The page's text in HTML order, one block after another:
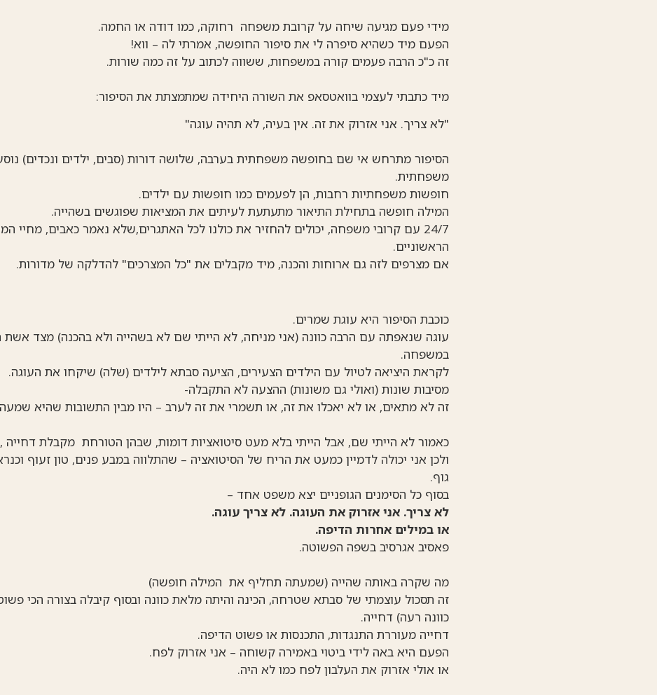
מידי פעם מגיעה שיחה על קרובת משפחה רחוקה, כמו דודה או החמה.
הפעם מיד כשהיא סיפרה לי את סיפור החופשה, אמרתי לה – ווא!
זה כ"כ הרבה פעמים קורה במשפחות, ששווה לכתוב על זה כמה שורות.
מיד כתבתי לעצמי בוואטסאפ את השורה היחידה שמתמצתת את הסיפור:
"לא צריך. אני אזרוק את זה. אין בעיה, לא תהיה עוגה"
הסיפור מתרחש אי שם בחופשה משפחתית בערבה, שלושה דורות (סבים, ילדים ונכדים)
משפחתית.
חופשות משפחתיות רחבות, הן לפעמים כמו חופשות עם ילדים.
המילה חופשה בתחילת התיאור מתעתעת לעיתים את המציאות שפוגשים בשהייה.
24/7 עם קרובי משפחה, יכולים להחזיר את כולנו לכל האתגרים,שלא נאמר כאבים, מחיי
הראשוניים.
אם מצרפים לזה גם ארוחות והכנה, מיד מקבלים את "כל המצרכים" להדלקה של מדורות.
כוכבת הסיפור היא עוגת שמרים.
עוגה שנאפתה עם הרבה כוונה (אני מניחה, לא הייתי שם לא בשהייה ולא בהכנה) מצד אשת
במשפחה.
לקראת היציאה לטיול עם הילדים הצעירים, הציעה סבתא לילדים (שלה) שיקחו את העוגה.
מסיבות שונות (ואולי גם משונות) ההצעה לא התקבלה-
זה לא מתאים, או לא יאכלו את זה, או תשמרי את זה לערב – היו מבין התשובות שהיא
כאמור לא הייתי שם, אבל הייתי בלא מעט סיטואציות דומות, שבהן הטורחת מקבלת דחייה ,
ולכן אני יכולה לדמיין כמעט את הריח של הסיטואציה – שהתלווה במבע פנים, טון זעוף
גוף.
בסוף כל הסימנים הגופניים יצא משפט אחד –
לא צריך. אני אזרוק את העוגה. לא צריך עוגה.
או במילים אחרות הדיפה.
פאסיב אגרסיב בשפה הפשוטה.
מה שקרה באותה שהייה (שמעתה תחליף את המילה חופשה)
זה תסכול עוצמתי של סבתא שטרחה, הכינה והיתה מלאת כוונה ובסוף קיבלה בצורה הכי
כוונה רעה) דחייה.
דחייה מעוררת התנגדות, התכנסות או פשוט הדיפה.
הפעם היא באה לידי ביטוי באמירה קשוחה – אני אזרוק לפח.
או אולי אזרוק את העלבון לפח כמו לא היה.